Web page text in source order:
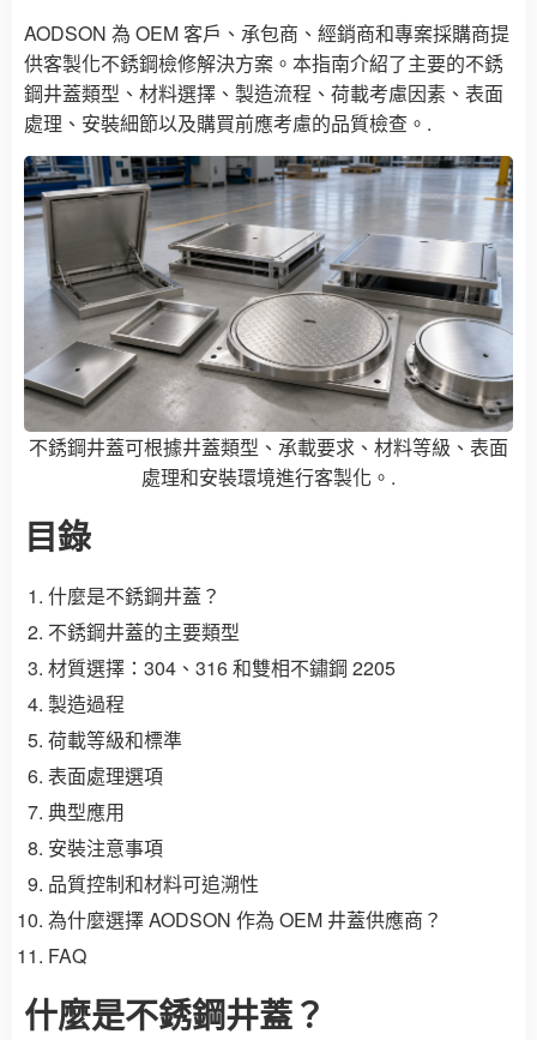
AODSON 為 OEM 客戶、承包商、經銷商和專案採購商提
供客製化不銹鋼檢修解決方案。本指南介紹了主要的不銹
鋼井蓋類型、材料選擇、製造流程、荷載考慮因素、表面
處理、安裝細節以及購買前應考慮的品質檢查。.
不銹鋼井蓋可根據井蓋類型、承載要求、材料等級、表面
處理和安裝環境進行客製化。.
目錄
什麼是不銹鋼井蓋？
不銹鋼井蓋的主要類型
材質選擇：304、316 和雙相不鏽鋼 2205
製造過程
荷載等級和標準
表面處理選項
典型應用
安裝注意事項
品質控制和材料可追溯性
為什麼選擇 AODSON 作為 OEM 井蓋供應商？
FAQ
什麼是不銹鋼井蓋？